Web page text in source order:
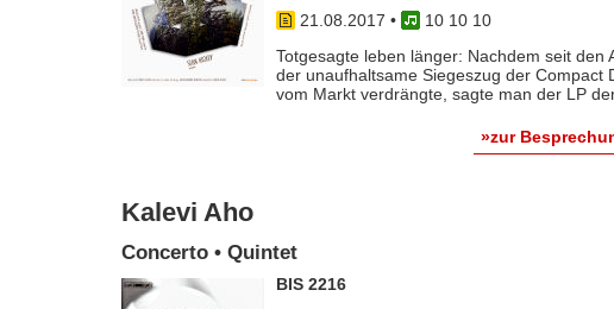
21.08.2017 •
10 10 10
Totgesagte leben länger: Nachdem seit
der unaufhaltsame Siegeszug der
vom Markt verdrängte, sagte man der LP
»zur
Kalevi Aho
Concerto • Quintet
BIS 2216